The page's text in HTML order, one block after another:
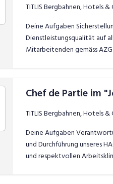
TITLIS Bergbahnen, Hotels
Deine Aufgaben
Dienstleistungsqualität auf
Mitarbeitenden gemäss
Chef de Partie im
TITLIS Bergbahnen, Hotels
Deine Aufgaben
und Durchführung unseres
und respektvollen